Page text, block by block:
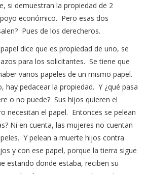
si demuestran la propiedad de 2
económico. Pero esas dos
Pues de los derecheros.
dice que es propiedad de uno, se
para los solicitantes. Se tiene que
varios papeles de un mismo papel.
hay pedacear la propiedad. Y ¿qué pasa
o no puede? Sus hijos quieren el
necesitan el papel. Entonces se pelean
Ni en cuenta, las mujeres no cuentan
Y pelean a muerte hijos contra
y con ese papel, porque la tierra sigue
estando donde estaba, reciben su